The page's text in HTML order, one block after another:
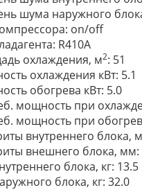
шума наружного
on/off
R410A
охлаждения, м2: 51
охлаждения кВт: 5.1
обогрева кВт: 5.0
мощность при
мощность при
внутреннего блока,
внешнего блока, мм:
блока, кг: 13.5
блока, кг: 32.0